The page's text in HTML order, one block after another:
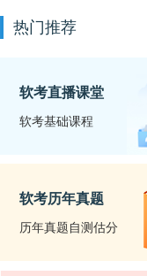
热门推荐
软考直播课堂
软考基础课程
软考历年真题
历年真题自测估分